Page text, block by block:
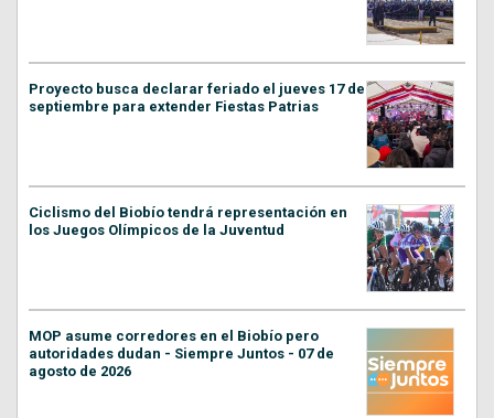
Proyecto busca declarar feriado el jueves 17 de
septiembre para extender Fiestas Patrias
Ciclismo del Biobío tendrá representación en
los Juegos Olímpicos de la Juventud
MOP asume corredores en el Biobío pero
autoridades dudan - Siempre Juntos - 07 de
agosto de 2026